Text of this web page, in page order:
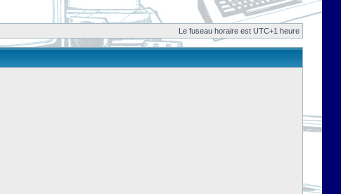
Le fuseau horaire est UTC+1 heure